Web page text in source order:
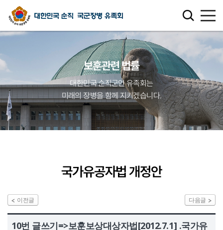
유족회 홍보관
천국의 별님
순직군인 유가족 찾기
주요활동사업
보훈관련 법률
대한민국 순직군인 유족회는
미래의 장병을 함께 지키겠습니다.
국가유공자법 개정안
이전글 다음글
10번 글쓰기=>보훈보상대상자법[2012.7.1] .국가유